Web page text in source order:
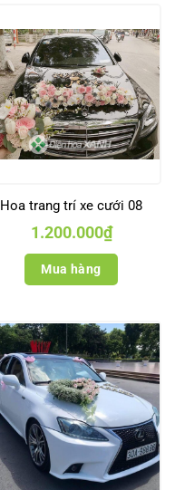
Hoa trang trí xe cưới 08
1.200.000₫
Mua hàng